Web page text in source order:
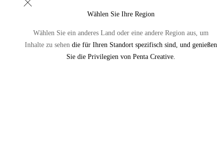
Wählen Sie Ihre Region
Wählen Sie ein anderes Land oder eine andere Region aus, um
Inhalte zu sehen die für Ihren Standort spezifisch sind, und genießen
Sie die Privilegien von Penta Creative.